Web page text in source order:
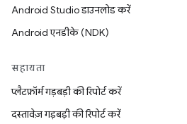
Android Studio डाउनलोड करें
Android एनडीके (NDK)
सहायता
प्लैटफ़ॉर्म गड़बड़ी की रिपोर्ट करें
दस्तावेज़ गड़बड़ी की रिपोर्ट करें